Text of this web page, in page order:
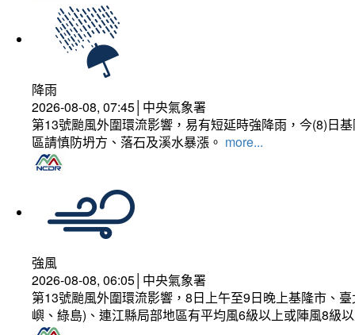
降雨
2026-08-08, 07:45│中央氣象署
第13號颱風外圍環流影響，易有短延時強降雨，今(8)日
區請慎防坍方、落石及溪水暴漲。 more...
強風
2026-08-08, 06:05│中央氣象署
第13號颱風外圍環流影響，8日上午至9日晚上基隆市、
嶼、綠島)、連江縣局部地區有平均風6級以上或陣風8級